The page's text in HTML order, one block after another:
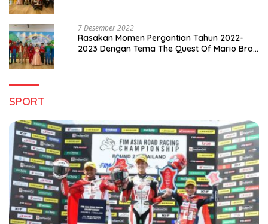
7 Desember 2022
Rasakan Momen Pergantian Tahun 2022-
2023 Dengan Tema The Quest Of Mario Bros
SPORT